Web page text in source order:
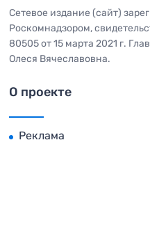
Сетевое издание (сайт)
Роскомнадзором,
80505 от 15 марта 2021 г.
Олеся Вячеславовна.
О проекте
Реклама